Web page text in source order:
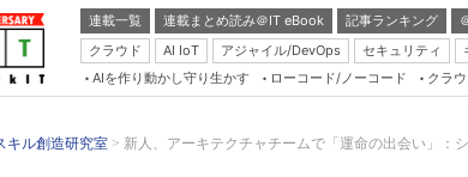
連載一覧 連載まとめ読み＠IT eBook 記事ランキング
クラウド
AI IoT アジャイル/DevOps セキュリティ
AIを作り動かし守り生かす ローコード/ノーコード クラ
キル創造研究室 新人、アーキテクチャチームで「運命の出会い」：